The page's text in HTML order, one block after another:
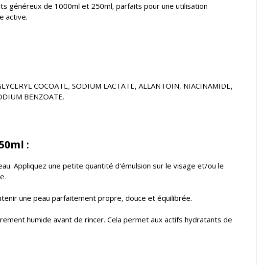
généreux de 1000ml et 250ml, parfaits pour une utilisation
active.
COCOATE, SODIUM LACTATE, ALLANTOIN, NIACINAMIDE,
BENZOATE.
:
Appliquez une petite quantité d'émulsion sur le visage et/ou le
une peau parfaitement propre, douce et équilibrée.
humide avant de rincer. Cela permet aux actifs hydratants de